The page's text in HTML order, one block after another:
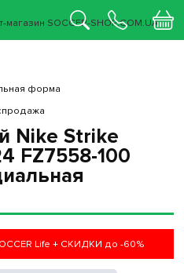
Nike Strike
FZ7558-100
Life + СКИДКИ до -60%